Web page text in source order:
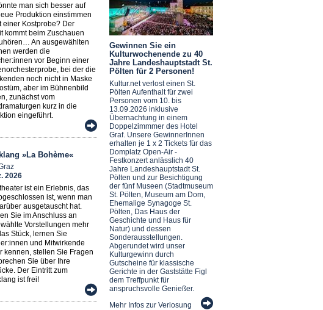
man sich besser auf
Produktion einstimmen
einer Kostprobe? Der
kommt beim Zuschauen
An ausgewählten
werden die
vor Beginn einer
bei der die
noch nicht in Maske
aber im Bühnenbild
zunächst vom
kurz in die
eingeführt.
»La Bohème«
2026
ist ein Erlebnis, das
ist, wenn man
ausgetauscht hat.
Sie im Anschluss an
Vorstellungen mehr
Stück, lernen Sie
und Mitwirkende
kennen, stellen Sie Fragen
Sie über Ihre
Der Eintritt zum
ist frei!
Gewinnen Sie ein
Kulturwochenende zu 40
Jahre Landeshauptstadt St.
Pölten für 2 Personen!
Kultur.net verlost einen St.
Pölten Aufenthalt für zwei
Personen vom 10. bis
13.09.2026 inklusive
Übernachtung in einem
Doppelzimmmer des Hotel
Graf. Unsere GewinnerInnen
erhalten je 1 x 2 Tickets für das
Domplatz Open-Air -
Festkonzert anlässlich 40
Jahre Landeshauptstadt St.
Pölten und zur Besichtigung
der fünf Museen (Stadtmuseum
St. Pölten, Museum am Dom,
Ehemalige Synagoge St.
Pölten, Das Haus der
Geschichte und Haus für
Natur) und dessen
Sonderausstellungen.
Abgerundet wird unser
Kulturgewinn durch
Gutscheine für klassische
Gerichte in der Gaststätte Figl
dem Treffpunkt für
anspruchsvolle Genießer.
Mehr Infos zur Verlosung